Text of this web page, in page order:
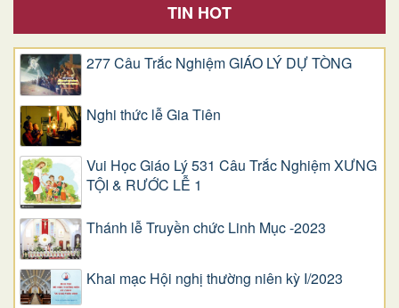
TIN HOT
277 Câu Trắc Nghiệm GIÁO LÝ DỰ TÒNG
Nghi thức lễ Gia Tiên
Vui Học Giáo Lý 531 Câu Trắc Nghiệm XƯNG
TỘI & RƯỚC LỄ 1
Thánh lễ Truyền chức Linh Mục -2023
Khai mạc Hội nghị thường niên kỳ I/2023